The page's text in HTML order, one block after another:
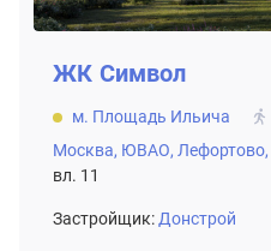
ЖК Символ
м. Площадь Ильича
Москва, ЮВАО, Лефортово,
вл. 11
Застройщик:Донстрой